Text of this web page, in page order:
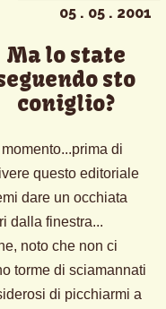
05 . 05 . 2001
Ma lo state
sto
coniglio?
di
questo editoriale
dare un occhiata
dalla finestra...
noto che non ci
torme di sciamannati
di picchiarmi a